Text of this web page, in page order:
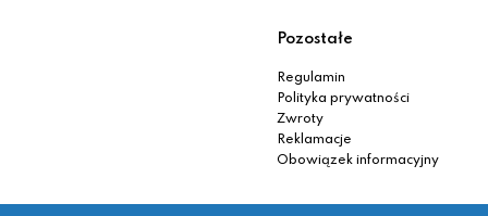
Pozostałe
Regulamin
Polityka prywatności
Zwroty
Reklamacje
Obowiązek informacyjny